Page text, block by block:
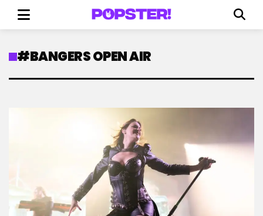
#BANGERS OPEN AIR